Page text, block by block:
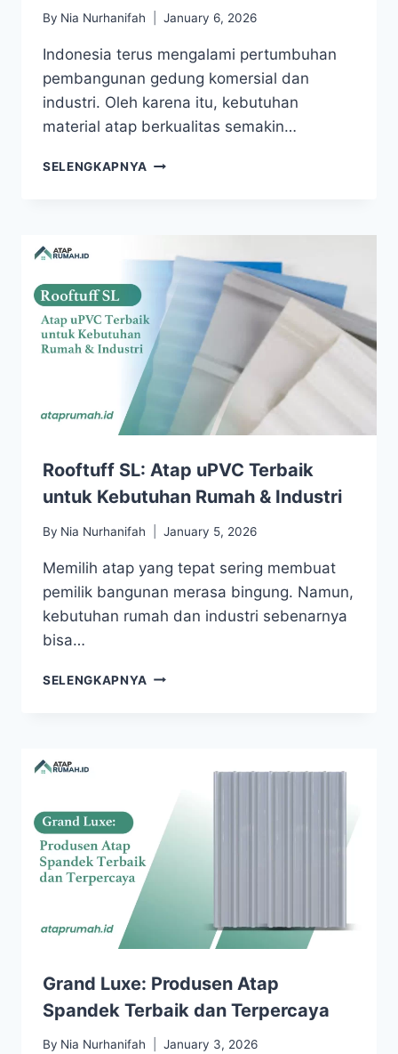
By Nia Nurhanifah January 6, 2026
Indonesia terus mengalami pertumbuhan
pembangunan gedung komersial dan
industri. Oleh karena itu, kebutuhan
material atap berkualitas semakin…
SELENGKAPNYA
Rooftuff SL: Atap uPVC Terbaik
untuk Kebutuhan Rumah & Industri
By Nia Nurhanifah January 5, 2026
Memilih atap yang tepat sering membuat
pemilik bangunan merasa bingung. Namun,
kebutuhan rumah dan industri sebenarnya
bisa…
SELENGKAPNYA
Grand Luxe: Produsen Atap
Spandek Terbaik dan Terpercaya
By Nia Nurhanifah January 3, 2026